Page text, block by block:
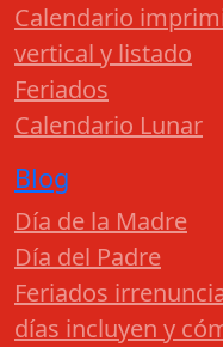
Calendario
vertical y listado
Feriados
Calendario Lunar
Blog
Día de la Madre
Día del Padre
Feriados
días incluyen y